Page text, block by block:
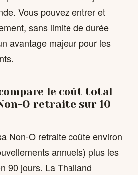
Vous pouvez entrer et
sans limite de durée
avantage majeur pour les
le coût total
O retraite sur 10
Non-O retraite coûte environ
annuels) plus les
90 jours. La Thailand